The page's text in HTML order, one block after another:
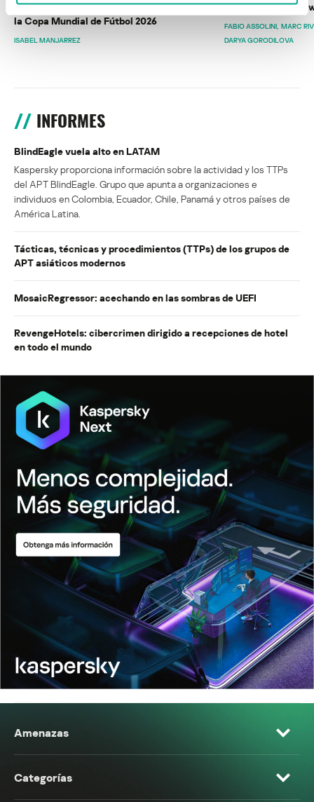
Wardriving en México: preparativos para
la Copa Mundial de Fútbol 2026
ISABEL MANJARREZ
Estado del
FABIO ASSOLINI MARC
DARYA GORODILOVA
INFORMES
BlindEagle vuela alto en LATAM
Kaspersky proporciona información sobre la actividad y los TTPs
del APT BlindEagle. Grupo que apunta a organizaciones e
individuos en Colombia, Ecuador, Chile, Panamá y otros países de
América Latina.
Tácticas, técnicas y procedimientos (TTPs) de los grupos de
APT asiáticos modernos
MosaicRegressor: acechando en las sombras de UEFI
RevengeHotels: cibercrimen dirigido a recepciones de hotel
en todo el mundo
Amenazas
Categorías